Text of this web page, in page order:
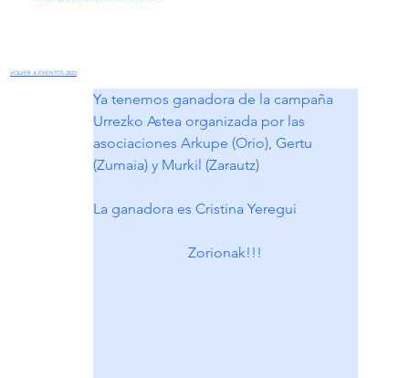
VOLVER A EVENTOS 2023
Ya tenemos ganadora de la campaña
Urrezko Astea organizada por las
asociaciones Arkupe (Orio), Gertu
(Zumaia) y Murkil (Zarautz)
La ganadora es Cristina Yeregui
Zorionak!!!